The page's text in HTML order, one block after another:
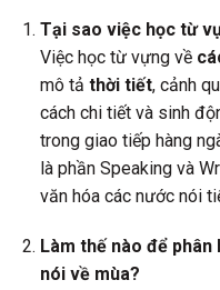
Tại sao việc học từ
Việc học từ vựng về
mô tả thời tiết, cảnh
cách chi tiết và sinh
trong giao tiếp hàng
là phần Speaking và
văn hóa các nước nói
Làm thế nào để
nói về mùa?